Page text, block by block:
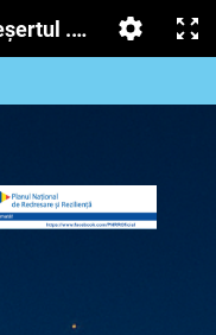
. Înmulţirea